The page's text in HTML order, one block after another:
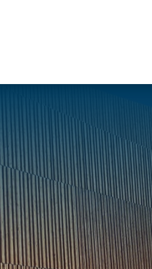
Charpente en
bois lamellé-
collé
Charpente
métallique
Charpente
mixte acier-
bois
Soprassistance
Contrat
d’entretien
toiture et
réparation
toiture
terrasse